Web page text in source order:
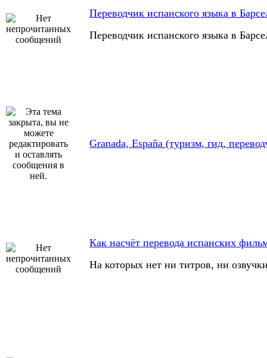
Переводчик испанского языка в
Переводчик испанского языка в
Granada, España (туризм, гид,
Как насчёт перевода испанских
На которых нет ни титров, ни